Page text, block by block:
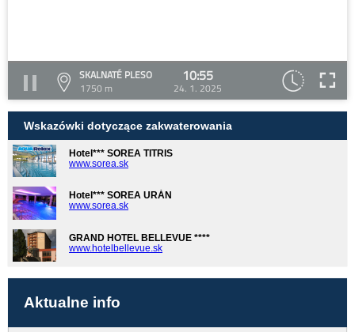
SKALNATÉ PLESO
1750 m
10:55
24. 1. 2025
Wskazówki dotyczące zakwaterowania
Hotel*** SOREA TITRIS
www.sorea.sk
Hotel*** SOREA URÁN
www.sorea.sk
GRAND HOTEL BELLEVUE ****
www.hotelbellevue.sk
Aktualne info